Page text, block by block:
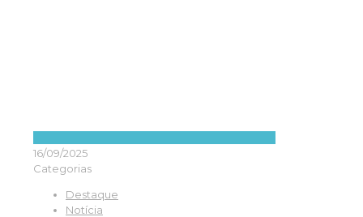
16/09/2025
Categorias
Destaque
Notícia